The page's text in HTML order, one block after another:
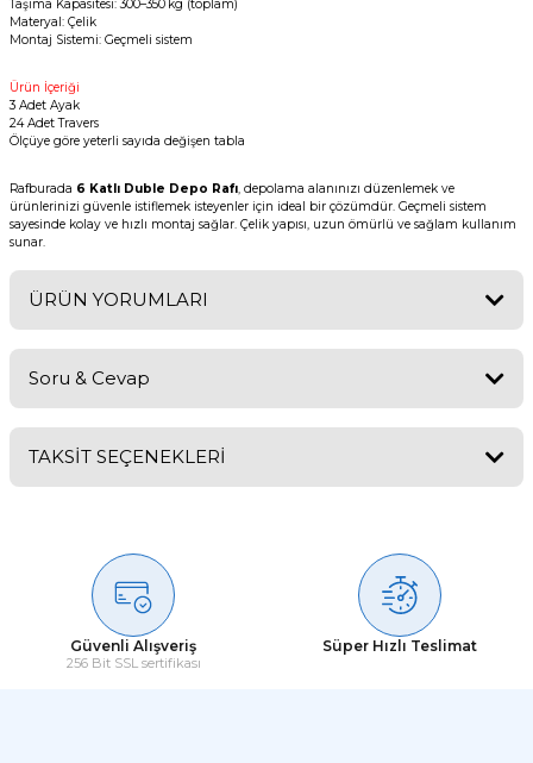
Taşıma Kapasitesi: 300–350 kg (toplam)
Materyal: Çelik
Montaj Sistemi: Geçmeli sistem
Ürün İçeriği
3 Adet Ayak
24 Adet Travers
Ölçüye göre yeterli sayıda değişen tabla
Rafburada 6 Katlı Duble Depo Rafı, depolama alanınızı düzenlemek ve
ürünlerinizi güvenle istiflemek isteyenler için ideal bir çözümdür. Geçmeli sistem
sayesinde kolay ve hızlı montaj sağlar. Çelik yapısı, uzun ömürlü ve sağlam kullanım
sunar.
ÜRÜN YORUMLARI
Soru & Cevap
Ürün hakkında henüz soru sorulmamış.
TAKSİT SEÇENEKLERİ
Güvenli Alışveriş
256 Bit SSL sertifikası
Süper Hızlı Teslimat